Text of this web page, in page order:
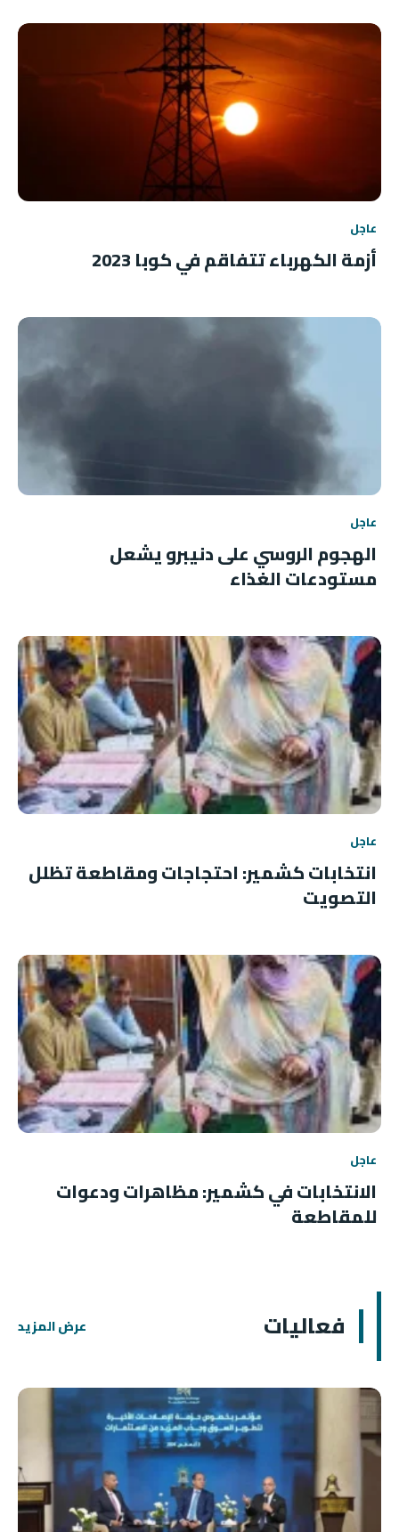
عاجل
أزمة الكهرباء تتفاقم في كوبا 2023
عاجل
الهجوم الروسي على دنيبرو يشعل
مستودعات الغذاء
عاجل
انتخابات كشمير: احتجاجات ومقاطعة تظلل
التصويت
عاجل
الانتخابات في كشمير: مظاهرات ودعوات
للمقاطعة
فعاليات عرض المزيد